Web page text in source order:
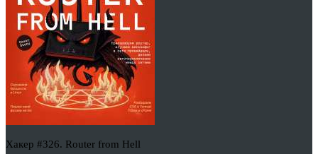
Хакер #326. Router from Hell